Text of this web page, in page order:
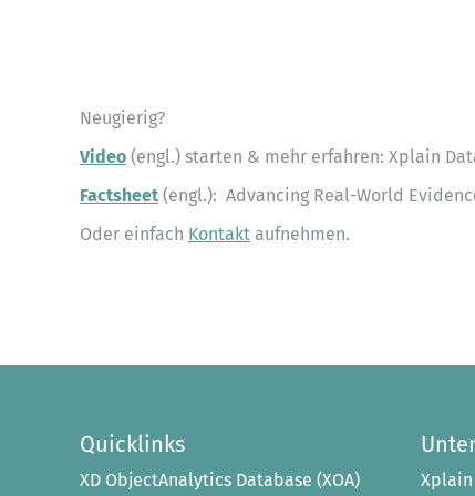
Neugierig?
Video (engl.) starten & mehr erfahren: Xplain
Factsheet (engl.): Advancing Real-World
Oder einfach Kontakt aufnehmen.
Quicklinks
XD ObjectAnalytics Database (XOA) Xplain